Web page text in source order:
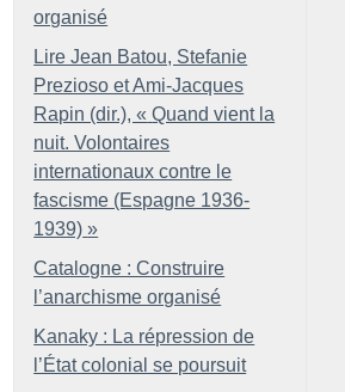
organisé
Lire Jean Batou, Stefanie
Prezioso et Ami-Jacques
Rapin (dir.), « Quand vient la
nuit. Volontaires
internationaux contre le
fascisme (Espagne 1936-
1939) »
Catalogne : Construire
l’anarchisme organisé
Kanaky : La répression de
l’État colonial se poursuit